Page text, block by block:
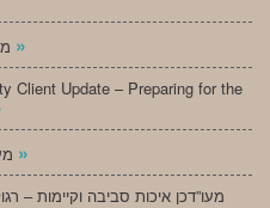
»
Client Update – Preparing for the
»
מעו”דכן איכות סביבה וקיימות –